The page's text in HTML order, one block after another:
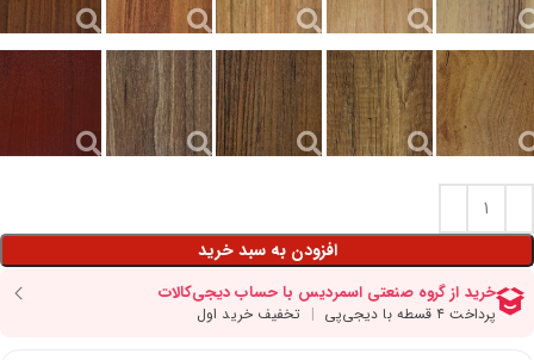
افزودن به سبد خرید